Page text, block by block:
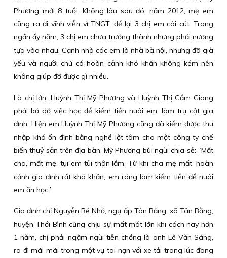
Phương mới 8 tuổi. Không lâu sau đó, năm 2012, mẹ em
cũng ra đi vĩnh viễn vì TNGT, để lại 3 chị em côi cút. Trong
ngần ấy năm, 3 chị em chưa trưởng thành nhưng phải nương
tựa vào nhau. Cạnh nhà các em là nhà bà nội, nhưng đã già
yếu và người chú có hoàn cảnh khó khăn không kém nên
không giúp đỡ được gì nhiều.
Là chị lớn, Huỳnh Thị Mỹ Phương và Huỳnh Thị Cẩm Giang
phải bỏ dở việc học để kiếm tiền nuôi em, làm trụ cột gia
đình. Hiện em Huỳnh Thị Mỹ Phương cũng đã kiếm được thu
nhập khá ổn định bằng nghề lột tôm cho một công ty chế
biến thuỷ sản trên địa bàn. Mỹ Phương bùi ngùi chia sẻ: “Mất
cha, mất mẹ, tụi em tủi thân lắm. Từ khi cha mẹ mất, hoàn
cảnh gia đình rất khó khăn, em ráng làm kiếm tiền để nuôi
em ăn học”.
Gia đình chị Nguyễn Bé Nhỏ, ngụ ấp Tân Bằng, xã Tân Bằng,
huyện Thới Bình cũng chịu sự mất mát lớn khi cách nay hơn
1 năm, chị phải ngậm ngùi tiễn chồng là anh Lê Văn Sáng,
ra đi mãi mãi trong một vụ tai nạn với xe tải trong lúc đang